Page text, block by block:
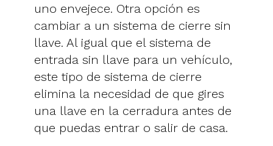
uno envejece. Otra opción es
cambiar a un sistema de cierre sin
llave. Al igual que el sistema de
entrada sin llave para un vehículo,
este tipo de sistema de cierre
elimina la necesidad de que gires
una llave en la cerradura antes de
que puedas entrar o salir de casa.